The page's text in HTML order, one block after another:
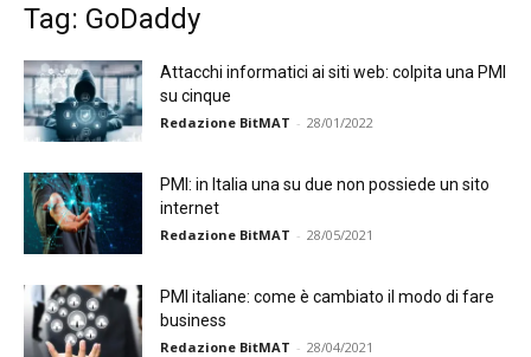
Tag: GoDaddy
Attacchi informatici ai siti web: colpita una PMI
su cinque
Redazione BitMAT - 28/01/2022
PMI: in Italia una su due non possiede un sito
internet
Redazione BitMAT - 28/05/2021
PMI italiane: come è cambiato il modo di fare
business
Redazione BitMAT - 28/04/2021